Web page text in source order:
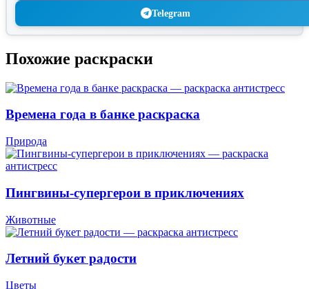
Telegram
Похожие раскраски
Времена года в банке раскраска
Природа
Пингвины-супергерои в приключениях
Животные
Летний букет радости
Цветы